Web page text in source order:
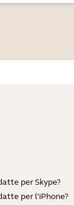
per Skype?
per l'iPhone?